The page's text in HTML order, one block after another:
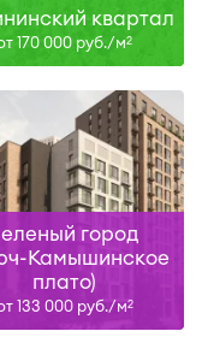
квартал
170 000 руб./м2
город
Камышинское
плато)
133 000 руб./м2